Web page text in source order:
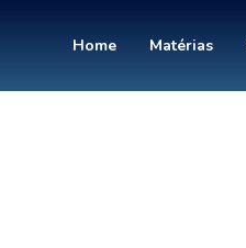
Home Matérias